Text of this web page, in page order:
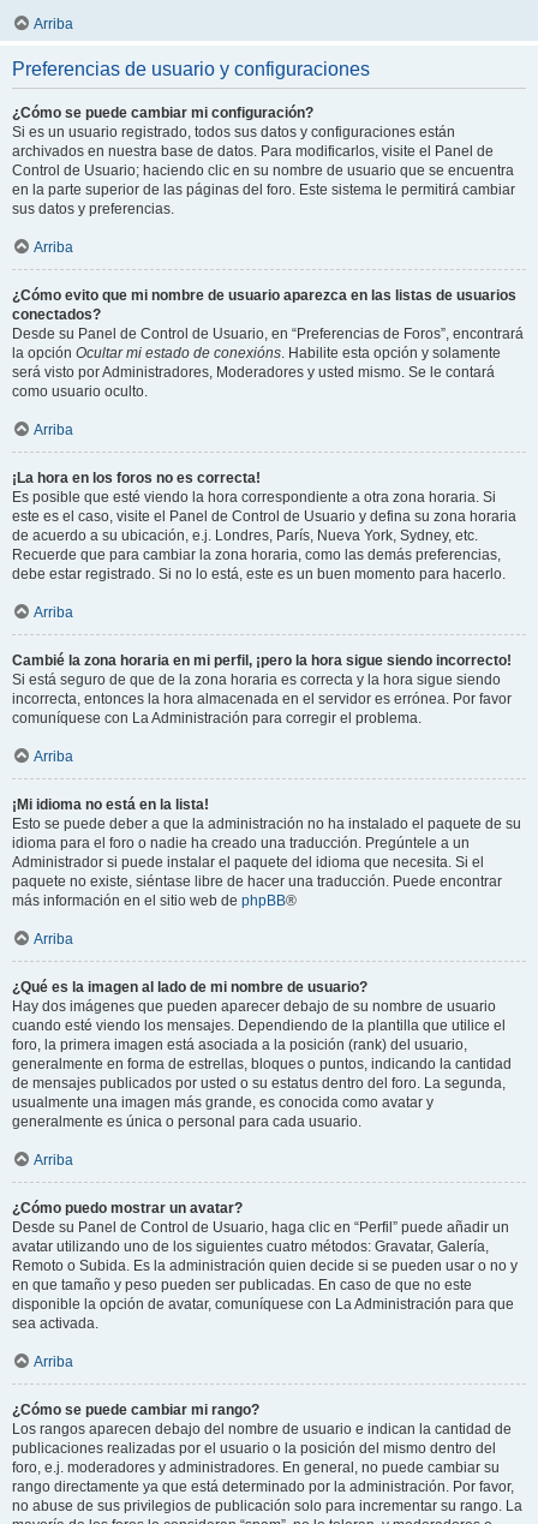
Arriba
Preferencias de usuario y configuraciones
¿Cómo se puede cambiar mi configuración?
Si es un usuario registrado, todos sus datos y configuraciones están
archivados en nuestra base de datos. Para modificarlos, visite el Panel de
Control de Usuario; haciendo clic en su nombre de usuario que se encuentra
en la parte superior de las páginas del foro. Este sistema le permitirá cambiar
sus datos y preferencias.
Arriba
¿Cómo evito que mi nombre de usuario aparezca en las listas de usuarios
conectados?
Desde su Panel de Control de Usuario, en “Preferencias de Foros”, encontrará
la opción Ocultar mi estado de conexións. Habilite esta opción y solamente
será visto por Administradores, Moderadores y usted mismo. Se le contará
como usuario oculto.
Arriba
¡La hora en los foros no es correcta!
Es posible que esté viendo la hora correspondiente a otra zona horaria. Si
este es el caso, visite el Panel de Control de Usuario y defina su zona horaria
de acuerdo a su ubicación, e.j. Londres, París, Nueva York, Sydney, etc.
Recuerde que para cambiar la zona horaria, como las demás preferencias,
debe estar registrado. Si no lo está, este es un buen momento para hacerlo.
Arriba
Cambié la zona horaria en mi perfil, ¡pero la hora sigue siendo incorrecto!
Si está seguro de que de la zona horaria es correcta y la hora sigue siendo
incorrecta, entonces la hora almacenada en el servidor es errónea. Por favor
comuníquese con La Administración para corregir el problema.
Arriba
¡Mi idioma no está en la lista!
Esto se puede deber a que la administración no ha instalado el paquete de su
idioma para el foro o nadie ha creado una traducción. Pregúntele a un
Administrador si puede instalar el paquete del idioma que necesita. Si el
paquete no existe, siéntase libre de hacer una traducción. Puede encontrar
más información en el sitio web de phpBB®
Arriba
¿Qué es la imagen al lado de mi nombre de usuario?
Hay dos imágenes que pueden aparecer debajo de su nombre de usuario
cuando esté viendo los mensajes. Dependiendo de la plantilla que utilice el
foro, la primera imagen está asociada a la posición (rank) del usuario,
generalmente en forma de estrellas, bloques o puntos, indicando la cantidad
de mensajes publicados por usted o su estatus dentro del foro. La segunda,
usualmente una imagen más grande, es conocida como avatar y
generalmente es única o personal para cada usuario.
Arriba
¿Cómo puedo mostrar un avatar?
Desde su Panel de Control de Usuario, haga clic en “Perfil” puede añadir un
avatar utilizando uno de los siguientes cuatro métodos: Gravatar, Galería,
Remoto o Subida. Es la administración quien decide si se pueden usar o no y
en que tamaño y peso pueden ser publicadas. En caso de que no este
disponible la opción de avatar, comuníquese con La Administración para que
sea activada.
Arriba
¿Cómo se puede cambiar mi rango?
Los rangos aparecen debajo del nombre de usuario e indican la cantidad de
publicaciones realizadas por el usuario o la posición del mismo dentro del
foro, e.j. moderadores y administradores. En general, no puede cambiar su
rango directamente ya que está determinado por la administración. Por favor,
no abuse de sus privilegios de publicación solo para incrementar su rango. La